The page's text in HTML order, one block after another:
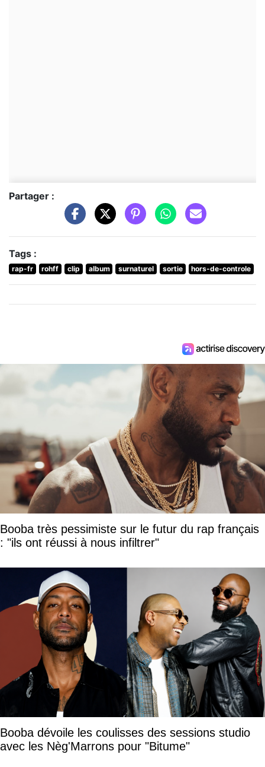
Partager :
Tags :
rap-fr rohff clip album surnaturel sortie hors-de-controle
Booba très pessimiste sur le futur du rap français
: "ils ont réussi à nous infiltrer"
Booba dévoile les coulisses des sessions studio
avec les Nèg'Marrons pour "Bitume"